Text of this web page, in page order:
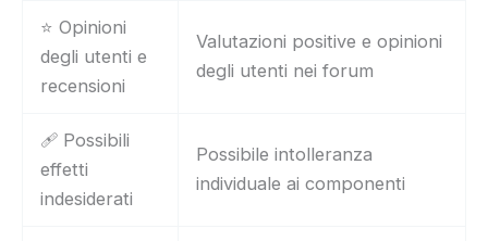
⭐ Opinioni
degli utenti e
recensioni
Valutazioni positive e opinioni
degli utenti nei forum
🩹 Possibili
effetti
indesiderati
Possibile intolleranza
individuale ai componenti